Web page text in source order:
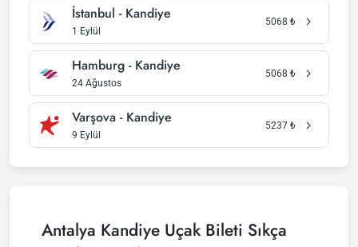
İstanbul - Kandiye
1 Eylül
5068 ₺
Hamburg - Kandiye
24 Ağustos
5068 ₺
Varşova - Kandiye
9 Eylül
5237 ₺
Antalya Kandiye Uçak Bileti Sıkça